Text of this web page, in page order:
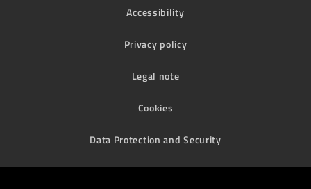
Accessibility
Privacy policy
Legal note
Cookies
Data Protection and Security